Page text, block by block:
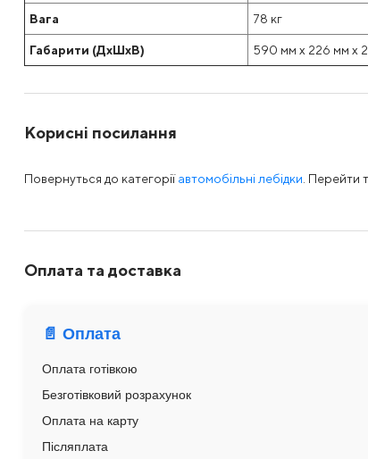
Вага 78 кг
Габарити (ДхШхВ) 590 мм x 226 мм x
Корисні посилання
Повернуться до категоріїавтомобільні лебідки . Перейти
Оплата та доставка
📄 Оплата
Оплата готівкою
Безготівковий розрахунок
Оплата на карту
Післяплата